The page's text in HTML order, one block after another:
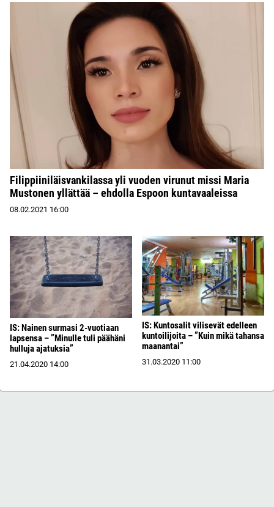
Filippiiniläisvankilassa yli vuoden virunut missi Maria
Mustonen yllättää – ehdolla Espoon kuntavaaleissa
08.02.2021 16:00
IS: Nainen surmasi 2-vuotiaan
lapsensa – ”Minulle tuli päähäni
hulluja ajatuksia”
21.04.2020 14:00
IS: Kuntosalit vilisevät edelleen
kuntoilijoita – ”Kuin mikä tahansa
maanantai”
31.03.2020 11:00